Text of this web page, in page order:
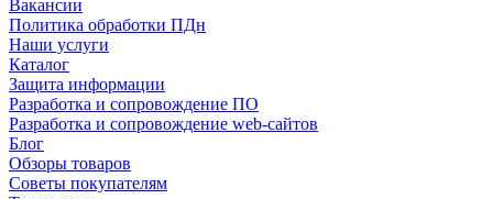
Вакансии
Политика обработки ПДн
Наши услуги
Каталог
Защита информации
Разработка и сопровождение ПО
Разработка и сопровождение web-сайтов
Блог
Обзоры товаров
Советы покупателям